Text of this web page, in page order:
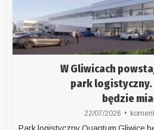
W Gliwicach
park logistyczny.
będzie
22/07/2026